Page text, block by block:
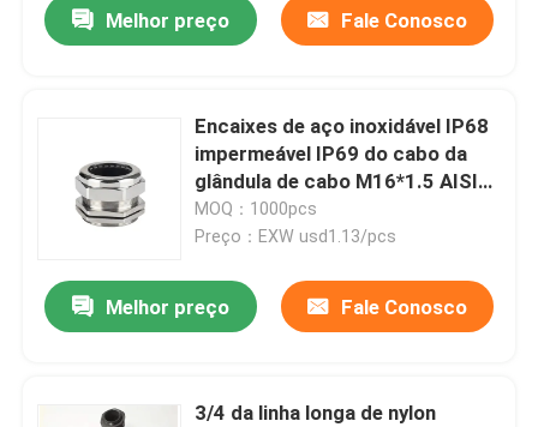
Melhor preço Fale Conosco
Encaixes de aço inoxidável IP68
impermeável IP69 do cabo da
glândula de cabo M16*1.5 AISI
304 INOX
MOQ：1000pcs
Preço：EXW usd1.13/pcs
Melhor preço Fale Conosco
3/4 da linha longa de nylon